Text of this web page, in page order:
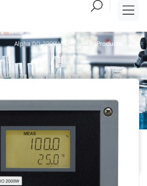
/
Products
/ کنترلر مدل Alpha DO 2000W